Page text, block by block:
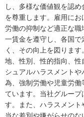
し、多様な価値観を認
を尊重します。雇用に
労働の抑制など適正な
一賃金を遵守し、各国
く、その向上を図りま
地、性別、性的指向、
シュアルハラスメント
為、強制労働や児童労
ています。当社グルー
す。また、ハラスメン
当な差別や嫌がらせの